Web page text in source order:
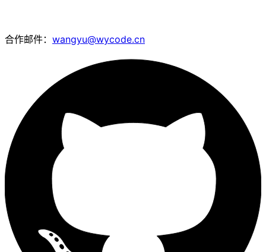
合作邮件： wangyu@wycode.cn